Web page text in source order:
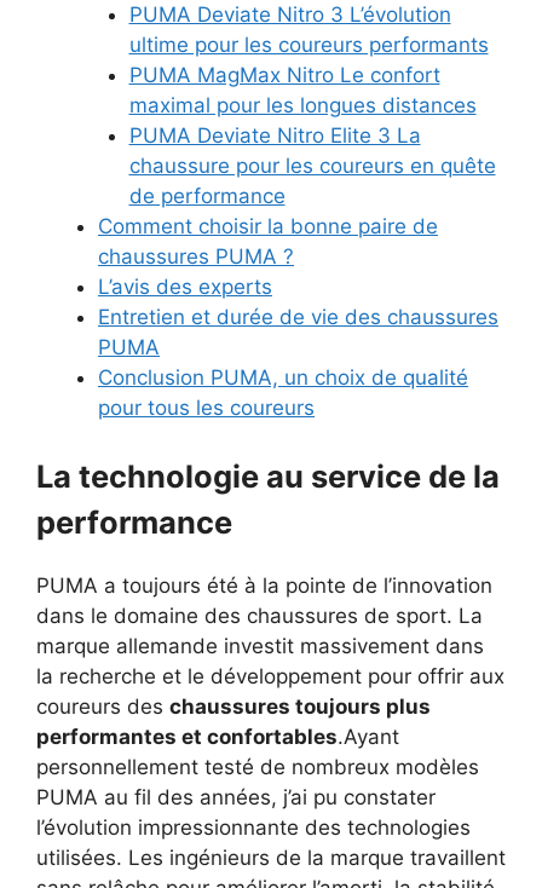
PUMA Deviate Nitro 3 L’évolution
ultime pour les coureurs performants
PUMA MagMax Nitro Le confort
maximal pour les longues distances
PUMA Deviate Nitro Elite 3 La
chaussure pour les coureurs en quête
de performance
Comment choisir la bonne paire de
chaussures PUMA ?
L’avis des experts
Entretien et durée de vie des chaussures
PUMA
Conclusion PUMA, un choix de qualité
pour tous les coureurs
La technologie au service de la
performance
PUMA a toujours été à la pointe de l’innovation
dans le domaine des chaussures de sport. La
marque allemande investit massivement dans
la recherche et le développement pour offrir aux
coureurs des chaussures toujours plus
performantes et confortables.Ayant
personnellement testé de nombreux modèles
PUMA au fil des années, j’ai pu constater
l’évolution impressionnante des technologies
utilisées. Les ingénieurs de la marque travaillent